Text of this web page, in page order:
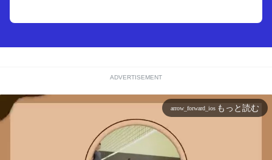
ADVERTISEMENT
arrow_forward_ios もっと読む